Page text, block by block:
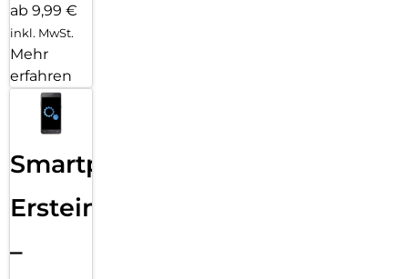
ab 9,99 €
inkl. MwSt.
Mehr
erfahren
Smartphone
Ersteinrichtung
–